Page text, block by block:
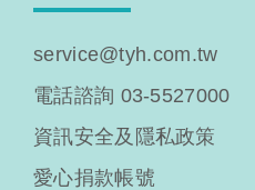
service@tyh.com.tw
電話諮詢 03-5527000
資訊安全及隱私政策
愛心捐款帳號